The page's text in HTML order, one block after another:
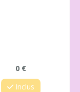
0 €
Inclus